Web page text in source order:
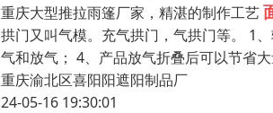
重庆大型推拉雨篷厂家，精湛的制作工艺
拱门又叫气模。充气拱门，气拱门等。 1
气和放气； 4、产品放气折叠后可以节省
重庆渝北区喜阳阳遮阳制品厂
24-05-16 19:30:01